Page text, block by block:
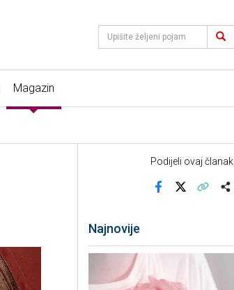
Magazin
Podijeli ovaj članak
Najnovije